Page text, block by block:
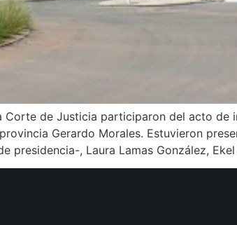
Corte de Justicia participaron del acto de
Gerardo Morales. Estuvieron
presidencia-, Laura Lamas González,